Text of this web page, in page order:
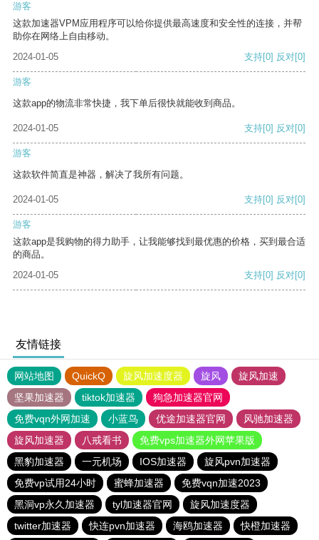
游客
这款加速器VPM应用程序可以给你提供最高速度和安全性的连接，并帮
助你在网络上自由移动。
2024-01-05
支持[0] 反对[0]
游客
这款app的物流非常快捷，我下单后很快就能收到商品。
2024-01-05 支持[0] 反对[0]
游客
这款软件简直是神器，解决了我所有问题。
2024-01-05 支持[0] 反对[0]
游客
这款app是我购物的得力助手，让我能够找到最优惠的价格，买到最合适
的商品。
2024-01-05
支持[0] 反对[0]
友情链接
网站地图 QuickQ 旋风加速度器 旋风
旋风加速
坚果加速器
tiktok加速器
狗急加速器官网
免费vqn外网加速
小蓝鸟 优途加速器官网
风驰加速器
旋风加速器
八戒看书
免费vps加速器外网苹果版
黑豹加速器
一元机场 IOS加速器
旋风pvn加速器
免费vp试用24小时
蜜蜂加速器
免费vqn加速2023
黑洞vp永久加速器
tyl加速器官网
旋风加速度器
twitter加速器
快连pvn加速器 海鸥加速器 快橙加速器